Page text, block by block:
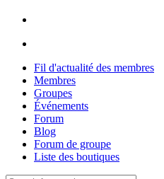
Fil d'actualité des membres
Membres
Groupes
Événements
Forum
Blog
Forum de groupe
Liste des boutiques